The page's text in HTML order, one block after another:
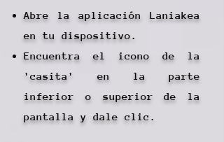
Abre la aplicación Laniakea
en tu dispositivo.
Encuentra el icono de la
'casita' en la parte
inferior o superior de la
pantalla y dale clic.